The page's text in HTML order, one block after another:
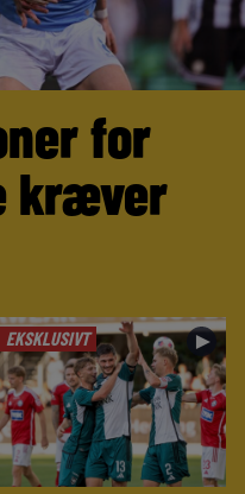
for
kræver
EKSKLUSIVT ►